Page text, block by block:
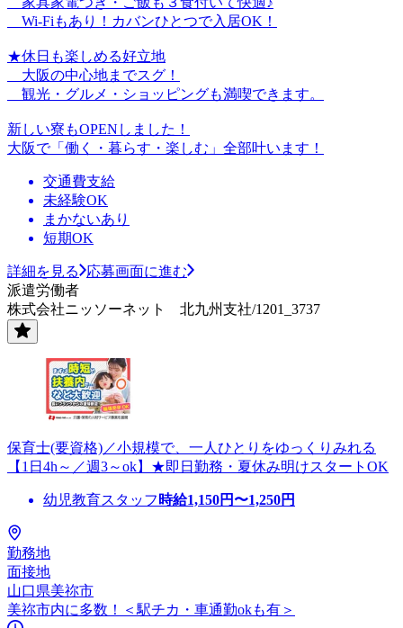
Wi-Fiもあり！カバンひとつで入居OK！
★休日も楽しめる好立地
大阪の中心地までスグ！
観光・グルメ・ショッピングも満喫できます。
新しい寮もOPENしました！
大阪で「働く・暮らす・楽しむ」全部叶います！
交通費支給
未経験OK
まかないあり
短期OK
詳細を見る
応募画面に進む
派遣労働者
株式会社ニッソーネット 北九州支社/1201_3737
保育士(要資格)／小規模で、一人ひとりをゆっくりみれる
【1日4h～／週3～ok】★即日勤務・夏休み明けスタートOK
幼児教育スタッフ 時給1,150円〜1,250円
勤務地
面接地
山口県美祢市
美祢市内に多数！＜駅チカ・車通勤okも有＞